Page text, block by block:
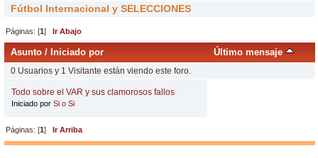
Fútbol Internacional y SELECCIONES
Páginas: [1]Ir Abajo
Asunto / Iniciado por Último mensaje
0 Usuarios y 1 Visitante están viendo este foro.
Todo sobre el VAR y sus clamorosos fallos
Iniciado por Si o Si
Páginas: [1]Ir Arriba